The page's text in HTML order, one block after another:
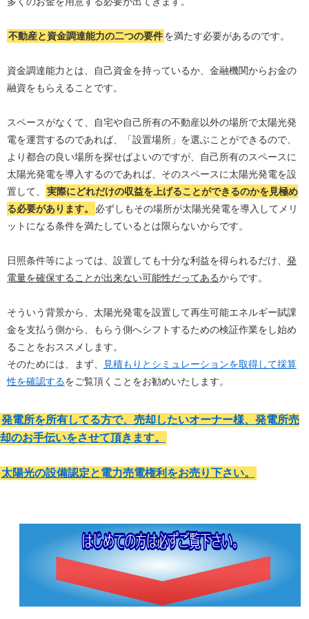
不動産と資金調達能力の二つの要件 を満たす必要があるのです。
資金調達能力とは、自己資金を持っているか、金融機関からお金の
融資をもらえることです。
スペースがなくて、自宅や自己所有の不動産以外の場所で太陽光発
電を運営するのであれば、「設置場所」を選ぶことができるので、
より都合の良い場所を探せばよいのですが、自己所有のスペースに
太陽光発電を導入するのであれば、そのスペースに太陽光発電を設
置して、
実際にどれだけの収益を上げることができるのかを見極め
る必要があります。
必ずしもその場所が太陽光発電を導入してメリ
ットになる条件を満たしているとは限らないからです。
日照条件等によっては、設置しても十分な利益を得られるだけ、 発
電量を確保することが出来ない可能性だってあるからです。
そういう背景から、太陽光発電を設置して再生可能エネルギー賦課
金を支払う側から、もらう側へシフトするための検証作業をし始め
ることをおススメします。
そのためには、まず、
見積もりとシミュレーションを取得して採算
性を確認するをご覧頂くことをお勧めいたします。
発電所を所有してる方で、売却したいオーナー様、発電所売
却のお手伝いをさせて頂きます。
太陽光の設備認定と電力売電権利をお売り下さい。